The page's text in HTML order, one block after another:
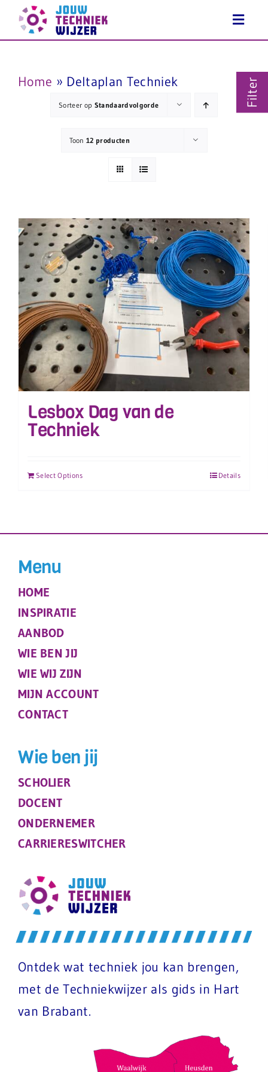
naar
Home » Deltaplan Techniek
Sorteer op Standaardvolgorde
Toon12 producten
Lesbox Dag van de
Techniek
Select Options Details
Menu
HOME
INSPIRATIE
AANBOD
WIE BEN JIJ
WIE WIJ ZIJN
MIJN ACCOUNT
CONTACT
Wie ben jij
SCHOLIER
DOCENT
ONDERNEMER
CARRIERESWITCHER
Ontdek wat techniek jou kan brengen,
met de Techniekwijzer als gids in Hart
van Brabant.
Filter